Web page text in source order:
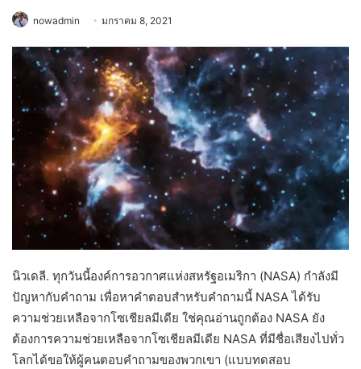
nowadmin มกราคม 8, 2021
นิวเดลี. ทุกวันนี้องค์การอวกาศแห่งสหรัฐอเมริกา (NASA) กำลังมี
ปัญหากับคำถาม เพื่อหาคำตอบสำหรับคำถามนี้ NASA ได้รับ
ความช่วยเหลือจากโซเชียลมีเดีย ใช่คุณอ่านถูกต้อง NASA ยัง
ต้องการความช่วยเหลือจากโซเชียลมีเดีย NASA ที่มีชื่อเสียงไปทั่ว
โลกได้ขอให้ผู้คนตอบคำถามของพวกเขา (แบบทดสอบ